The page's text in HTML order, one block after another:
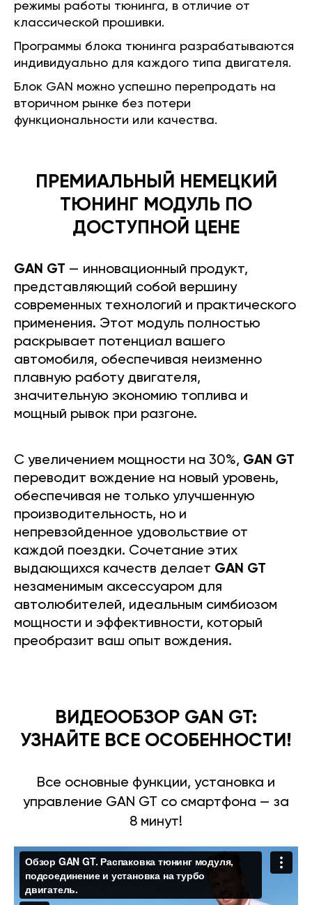
режимы работы тюнинга, в отличие от
классической прошивки.
Программы блока тюнинга разрабатываются
индивидуально для каждого типа двигателя.
Блок GAN можно успешно перепродать на
вторичном рынке без потери
функциональности или качества.
ПРЕМИАЛЬНЫЙ НЕМЕЦКИЙ
ТЮНИНГ МОДУЛЬ ПО
ДОСТУПНОЙ ЦЕНЕ
GAN GT — инновационный продукт,
представляющий собой вершину
современных технологий и практического
применения. Этот модуль полностью
раскрывает потенциал вашего
автомобиля, обеспечивая неизменно
плавную работу двигателя,
значительную экономию топлива и
мощный рывок при разгоне.
С увеличением мощности на 30%, GAN GT
переводит вождение на новый уровень,
обеспечивая не только улучшенную
производительность, но и
непревзойденное удовольствие от
каждой поездки. Сочетание этих
выдающихся качеств делает GAN GT
незаменимым аксессуаром для
автолюбителей, идеальным симбиозом
мощности и эффективности, который
преобразит ваш опыт вождения.
ВИДЕООБЗОР GAN GT:
УЗНАЙТЕ ВСЕ ОСОБЕННОСТИ!
Все основные функции, установка и
управление GAN GT со смартфона — за
8 минут!